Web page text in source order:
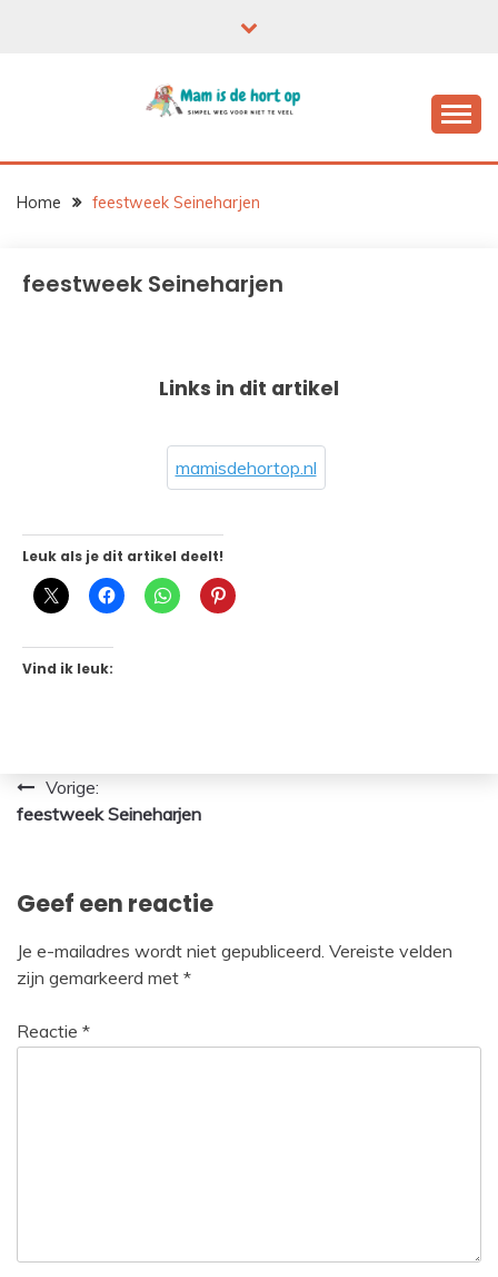
Home feestweek Seineharjen
feestweek Seineharjen
Links in dit artikel
mamisdehortop.nl
Leuk als je dit artikel deelt!
Vind ik leuk:
Bericht
navigatie
Vorige:
feestweek Seineharjen
Geef een reactie
Je e-mailadres wordt niet gepubliceerd. Vereiste velden
zijn gemarkeerd met *
Reactie *